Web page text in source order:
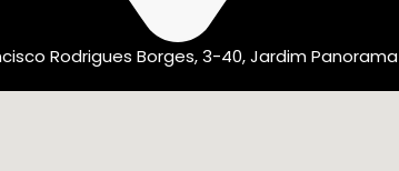
Rodrigues Borges, 3-40, Jardim Panorama